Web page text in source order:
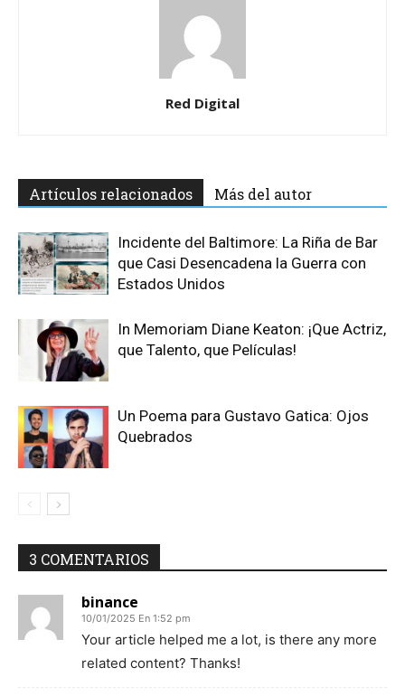
Red Digital
Artículos relacionados Más del autor
Incidente del Baltimore: La Riña de Bar
que Casi Desencadena la Guerra con
Estados Unidos
In Memoriam Diane Keaton: ¡Que Actriz,
que Talento, que Películas!
Un Poema para Gustavo Gatica: Ojos
Quebrados
3 COMENTARIOS
binance
10/01/2025 En 1:52 pm
Your article helped me a lot, is there any more
related content? Thanks!